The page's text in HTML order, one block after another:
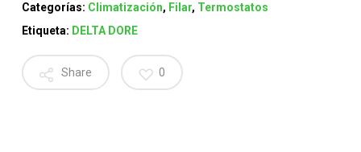
Categorías: Climatización, Filar, Termostatos
Etiqueta: DELTA DORE
Share 0